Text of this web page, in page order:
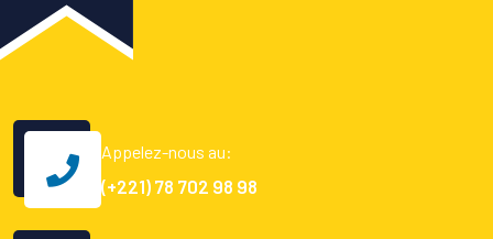
Appelez-nous au:
(+221) 78 702 98 98